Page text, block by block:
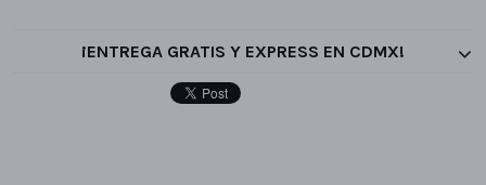
¡ENTREGA GRATIS Y EXPRESS EN CDMX!